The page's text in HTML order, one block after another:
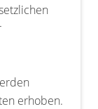
erhoben.